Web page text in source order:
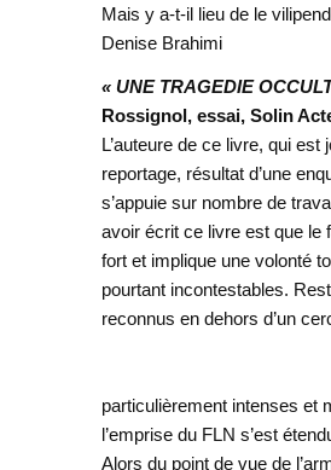
Mais y a-t-il lieu de le
Denise Brahimi
« UNE TRAGEDIE
Rossignol, essai, Solin
L’auteure de ce livre, qui
reportage, résultat d’une
s’appuie sur nombre de
avoir écrit ce livre est que le
fort et implique une volonté
pourtant incontestables.
reconnus en dehors d’un
particulièrement intenses et
l’emprise du FLN s’est
Alors du point de vue de